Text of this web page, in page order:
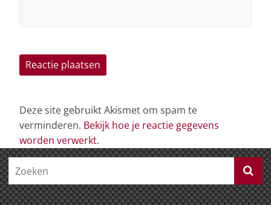
Deze site gebruikt Akismet om spam te
verminderen. Bekijk hoe je reactie gegevens
worden verwerkt.